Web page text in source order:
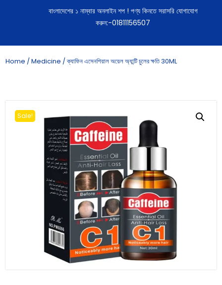
বাংলাদেশের ১ নাম্বার অনলাইন শপ ! পণ্য কিনতে সরাসরি যোগাযোগ
করুন:-01811156507
Home /Medicine / ক্যাফিন এসেনশিয়াল অয়েল অ্যান্টি চুলের ক্ষতি 30ML
Sale!